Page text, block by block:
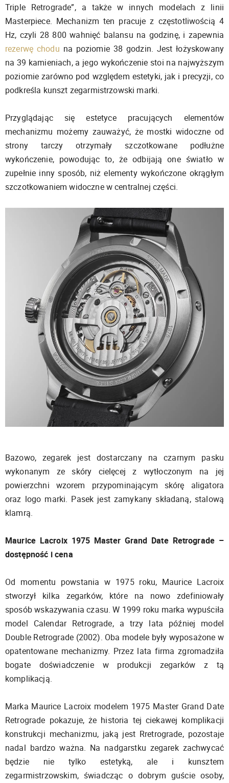
Triple Retrograde”, a także w innych modelach z linii
Masterpiece. Mechanizm ten pracuje z częstotliwością 4
Hz, czyli 28 800 wahnięć balansu na godzinę, i zapewnia
rezerwę chodu na poziomie 38 godzin. Jest łożyskowany
na 39 kamieniach, a jego wykończenie stoi na najwyższym
poziomie zarówno pod względem estetyki, jak i precyzji, co
podkreśla kunszt zegarmistrzowski marki.
Przyglądając się estetyce pracujących elementów
mechanizmu możemy zauważyć, że mostki widoczne od
strony tarczy otrzymały szczotkowane podłużne
wykończenie, powodując to, że odbijają one światło w
zupełnie inny sposób, niż elementy wykończone okrągłym
szczotkowaniem widoczne w centralnej części.
Bazowo, zegarek jest dostarczany na czarnym pasku
wykonanym ze skóry cielęcej z wytłoczonym na jej
powierzchni wzorem przypominającym skórę aligatora
oraz logo marki. Pasek jest zamykany składaną, stalową
klamrą.
Maurice Lacroix 1975 Master Grand Date Retrograde –
dostępność i cena
Od momentu powstania w 1975 roku, Maurice Lacroix
stworzył kilka zegarków, które na nowo zdefiniowały
sposób wskazywania czasu. W 1999 roku marka wypuściła
model Calendar Retrograde, a trzy lata później model
Double Retrograde (2002). Oba modele były wyposażone w
opatentowane mechanizmy. Przez lata firma zgromadziła
bogate doświadczenie w produkcji zegarków z tą
komplikacją.
Marka Maurice Lacroix modelem 1975 Master Grand Date
Retrograde pokazuje, że historia tej ciekawej komplikacji
konstrukcji mechanizmu, jaką jest Rretrograde, pozostaje
nadal bardzo ważna. Na nadgarstku zegarek zachwycać
będzie nie tylko estetyką, ale i kunsztem
zegarmistrzowskim, świadcząc o dobrym guście osoby,